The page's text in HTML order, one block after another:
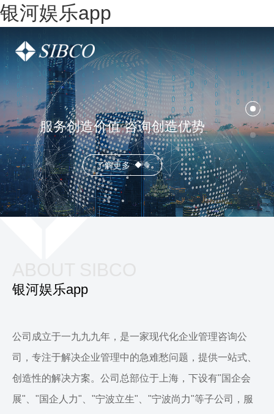
银河娱乐app
服务创造价值 咨询创造优势
了解更多
银河娱乐app
公司成立于一九九九年，是一家现代化企业管理咨询公
司，专注于解决企业管理中的急难愁问题，提供一站式、
创造性的解决方案。公司总部位于上海，下设有"国企会
展"、"国企人力"、"宁波立生"、"宁波尚力"等子公司，服